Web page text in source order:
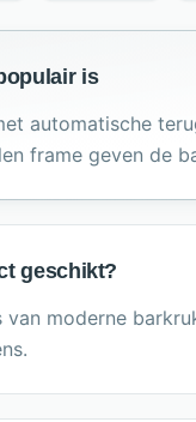
is
automatische
frame geven de
geschikt?
van moderne